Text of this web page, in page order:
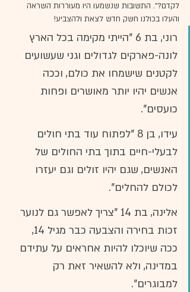
לקדם?". התשובות שנשמעו היו מעוררות השראה
והעלו בכולנו חשק חדש לצאת ולהצביע!
רוני, בת 6 "הייתי מקימה בכל הארץ
לונה-פארקים לגדולים וגני שעשועים
לקטנים שישמחו את כולם, וככה
אנשים יהיו יותר מאושרים ופחות
כועסים".
עידו, בן 8 "לפתוח עוד בתי חולים
לבעלי-חיים בתוך בתי החולים של
האנשים, שגם יהיו זולים וגם יעזרו
לכולם להחלים".
אלינה, בת 14 "צריך לאפשר גם לנוער
זכות בחירה והצבעה כבר מגיל 14,
ככה שיוכלו להיות אחראים על עתידם
במדינה, ולא להשאיר זאת רק
למבוגרים".